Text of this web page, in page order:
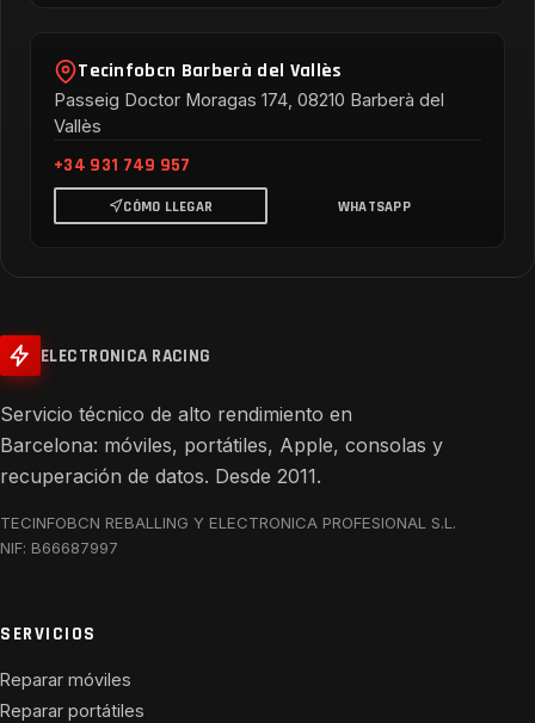
Tecinfobcn Barberà del Vallès
Passeig Doctor Moragas 174, 08210 Barberà del
Vallès
+34 931 749 957
CÓMO LLEGAR WHATSAPP
ELECTRONICA RACING
Servicio técnico de alto rendimiento en
Barcelona: móviles, portátiles, Apple, consolas y
recuperación de datos. Desde 2011.
TECINFOBCN REBALLING Y ELECTRONICA PROFESIONAL S.L.
NIF: B66687997
SERVICIOS
Reparar móviles
Reparar portátiles